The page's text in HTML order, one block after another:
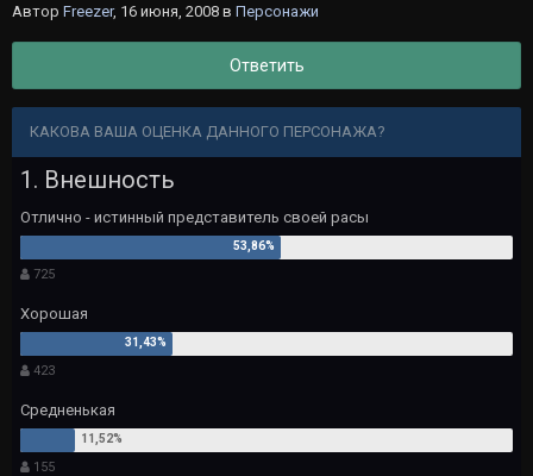
Автор Freezer, 16 июня, 2008 в Персонажи
Ответить
КАКОВА ВАША ОЦЕНКА ДАННОГО ПЕРСОНАЖА?
1. Внешность
Отлично - истинный представитель своей расы
725
Хорошая
423
Средненькая
155